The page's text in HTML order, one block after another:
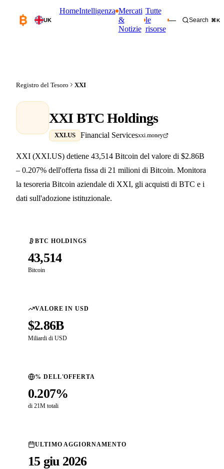
UK
HomeIntelligenza Mercati
&
Notizie
Tutte
le
risorse
— Search ⌘K
Registro del Tesoro XXI
XXI BTC Holdings
XXI.US Financial Servicesxxi.money
XXI (XXI.US) detiene 43,514 Bitcoin del valore di $2.86B
– 0.207% dell'offerta fissa di 21 milioni di Bitcoin. Monitora
la tesoreria Bitcoin aziendale di XXI, gli acquisti di BTC e i
dati sull'adozione istituzionale.
BTC HOLDINGS
43,514
Bitcoin
VALORE IN USD
$2.86B
Miliardi di USD
% DELL'OFFERTA
0.207%
di 21M totali
ULTIMO AGGIORNAMENTO
15 giu 2026